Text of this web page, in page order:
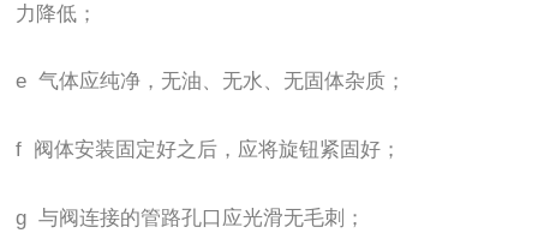
力降低；
e 气体应纯净，无油、无水、无固体杂质；
f 阀体安装固定好之后，应将旋钮紧固好；
g 与阀连接的管路孔口应光滑无毛刺；